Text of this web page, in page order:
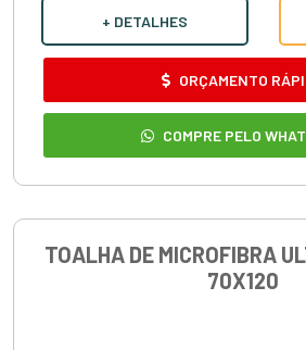
+ DETALHES
ORÇAMENTO
COMPRE PELO
TOALHA DE MICROFIBRA
70X120